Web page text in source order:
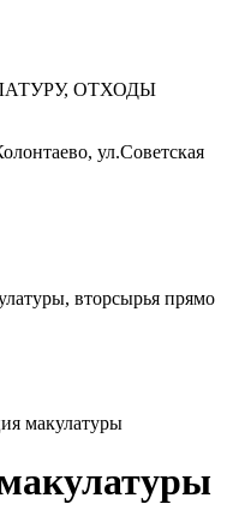
ОТХОДЫ
ул.Советская
вторсырья прямо
макулатуры